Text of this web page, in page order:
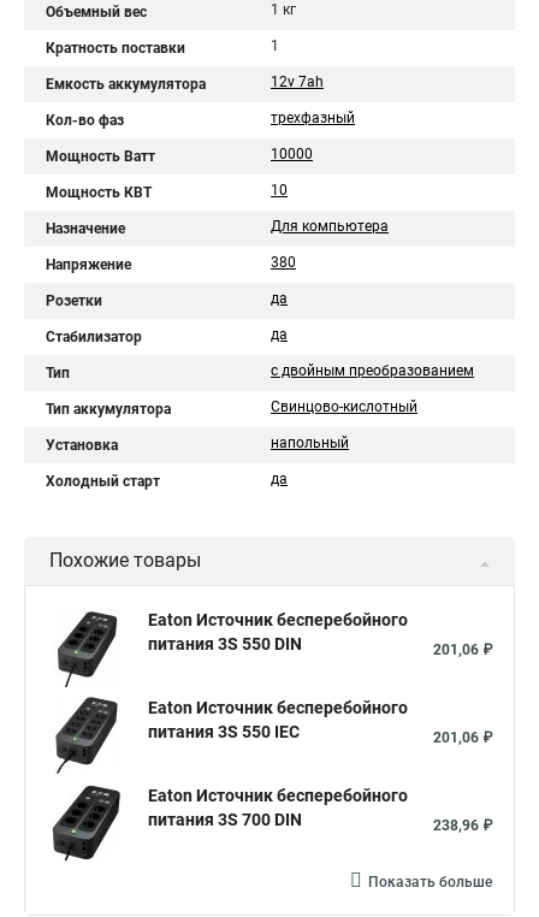
Объемный вес 1 кг
Кратность поставки 1
Емкость аккумулятора 12v 7ah
Кол-во фаз трехфазный
Мощность Ватт 10000
Мощность КВТ 10
Назначение Для компьютера
Напряжение 380
Розетки да
Стабилизатор да
Тип с двойным преобразованием
Тип аккумулятора Свинцово-кислотный
Установка напольный
Холодный старт да
Похожие товары
Eaton Источник бесперебойного
питания 3S 550 DIN
201,06 ₽
Eaton Источник бесперебойного
питания 3S 550 IEC
201,06 ₽
Eaton Источник бесперебойного
питания 3S 700 DIN
238,96 ₽
Показать больше